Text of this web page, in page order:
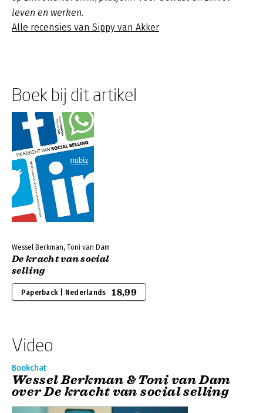
leven en werken.
Alle recensies van Sippy van Akker
Boek bij dit artikel
Wessel Berkman, Toni van Dam
De kracht van social
selling
Paperback | Nederlands 18,99
Video
Bookchat
Wessel Berkman & Toni van Dam
over De kracht van social selling